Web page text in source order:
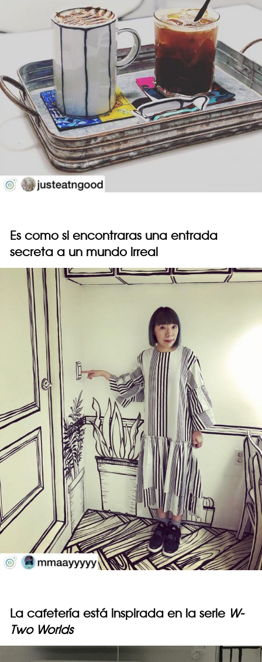
Es como si encontraras una entrada
secreta a un mundo irreal
La cafetería está inspirada en la serie W-
Two Worlds